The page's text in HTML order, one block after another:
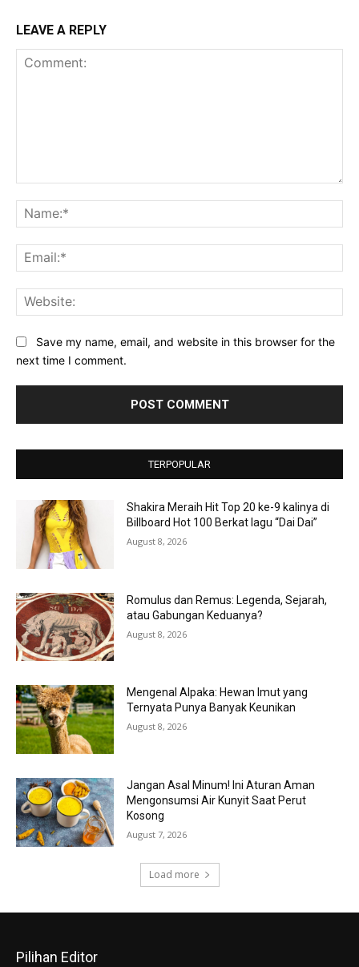
LEAVE A REPLY
Save my name, email, and website in this browser for the
next time I comment.
TERPOPULAR
Shakira Meraih Hit Top 20 ke-9 kalinya di
Billboard Hot 100 Berkat lagu “Dai Dai”
August 8, 2026
Romulus dan Remus: Legenda, Sejarah,
atau Gabungan Keduanya?
August 8, 2026
Mengenal Alpaka: Hewan Imut yang
Ternyata Punya Banyak Keunikan
August 8, 2026
Jangan Asal Minum! Ini Aturan Aman
Mengonsumsi Air Kunyit Saat Perut
Kosong
August 7, 2026
Load more
Pilihan Editor